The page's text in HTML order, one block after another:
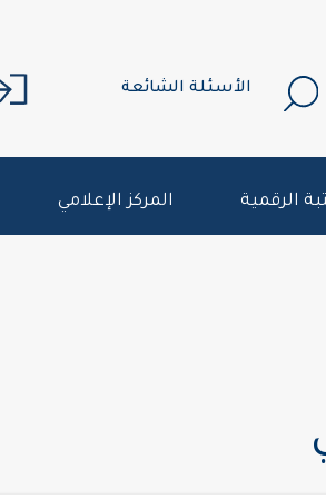
الأسئلة الشائعة
الرقمية المركز الإعلامي